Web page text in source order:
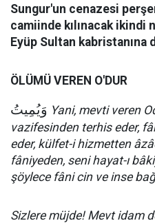
Sungur'un cenazesi
camiinde kılınacak ikindi
Eyüp Sultan kabristanına
ÖLÜMÜ VEREN O'DUR
وَيُمِيتُ Yani, mevti veren
vazifesinden terhis eder,
eder, külfet-i hizmetten
fâniyeden, seni hayat-ı
şöylece fâni cin ve inse
Sizlere müjde! Mevt idam